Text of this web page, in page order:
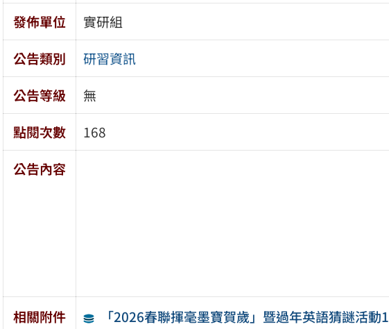
發佈單位
實研組
公告類別
研習資訊
公告等級
無
點閱次數
168
公告內容
相關附件 「2026春聯揮毫墨寶賀歲」暨過年英語猜謎活動1